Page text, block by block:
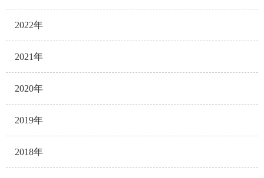
2022年
2021年
2020年
2019年
2018年